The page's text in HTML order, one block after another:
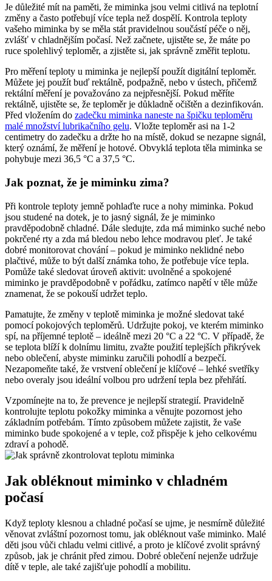
Je důležité mít na paměti, že miminka jsou velmi citlivá na teplotní
změny a často potřebují více tepla než dospělí. Kontrola teploty
vašeho miminka by se měla stát pravidelnou součástí péče o něj,
zvlášť v chladnějším počasí. Než začnete, ujistěte se, že máte po
ruce spolehlivý teploměr, a zjistěte si, jak správně změřit teplotu.
Pro měření teploty u miminka je nejlepší použít digitální teploměr.
Můžete jej použít buď rektálně, podpažně, nebo v ústech, přičemž
rektální měření je považováno za nejpřesnější. Pokud měříte
rektálně, ujistěte se, že teploměr je důkladně očištěn a dezinfikován.
Před vložením do zadečku miminka naneste na špičku teploměru
malé množství lubrikačního gelu. Vložte teploměr asi na 1-2
centimetry do zadečku a držte ho na místě, dokud se nezapne signál,
který oznámí, že měření je hotové. Obvyklá teplota těla miminka se
pohybuje mezi 36,5 °C a 37,5 °C.
Jak poznat, že je miminku zima?
Při kontrole teploty jemně pohlaďte ruce a nohy miminka. Pokud
jsou studené na dotek, je to jasný signál, že je miminko
pravděpodobně chladné. Dále sledujte, zda má miminko suché nebo
pokrčené rty a zda má bledou nebo lehce modravou pleť. Je také
dobré monitorovat chování – pokud je miminko neklidné nebo
plačtivé, může to být další známka toho, že potřebuje více tepla.
Pomůže také sledovat úroveň aktivit: uvolněné a spokojené
miminko je pravděpodobně v pořádku, zatímco napětí v těle může
znamenat, že se pokouší udržet teplo.
Pamatujte, že změny v teplotě miminka je možné sledovat také
pomocí pokojových teploměrů. Udržujte pokoj, ve kterém miminko
spí, na příjemné teplotě – ideálně mezi 20 °C a 22 °C. V případě, že
se teplota blíží k dolnímu limitu, zvažte použití teplejších přikrývek
nebo oblečení, abyste miminku zaručili pohodlí a bezpečí.
Nezapomeňte také, že vrstvení oblečení je klíčové – lehké svetříky
nebo overaly jsou ideální volbou pro udržení tepla bez přehřátí.
Vzpomínejte na to, že prevence je nejlepší strategií. Pravidelně
kontrolujte teplotu pokožky miminka a věnujte pozornost jeho
základním potřebám. Tímto způsobem můžete zajistit, že vaše
miminko bude spokojené a v teple, což přispěje k jeho celkovému
zdraví a pohodě.
Jak obléknout miminko v chladném
počasí
Když teploty klesnou a chladné počasí se ujme, je nesmírně důležité
věnovat zvláštní pozornost tomu, jak obléknout vaše miminko. Malé
děti jsou vůči chladu velmi citlivé, a proto je klíčové zvolit správný
způsob, jak je chránit před zimou. Dobré oblečení nejenže udržuje
dítě v teple, ale také zajišťuje pohodlí a mobilitu.